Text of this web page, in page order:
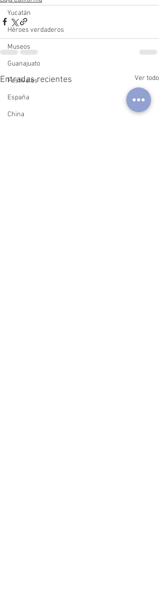
Yucatán
Héroes verdaderos
Museos
Guanajuato
Festivales
España
China
Entradas recientes Ver todo